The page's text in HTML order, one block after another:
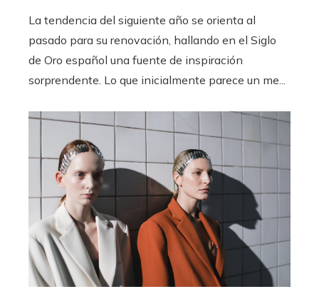
La tendencia del siguiente año se orienta al
pasado para su renovación, hallando en el Siglo
de Oro español una fuente de inspiración
sorprendente. Lo que inicialmente parece un me...